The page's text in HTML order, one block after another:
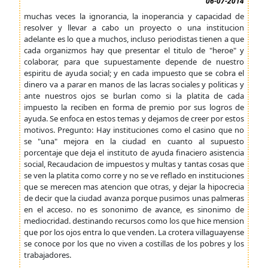
muchas veces la ignorancia, la inoperancia y capacidad de
resolver y llevar a cabo un proyecto o una institucion
adelante es lo que a muchos, incluso periodistas tienen a que
cada organizmos hay que presentar el titulo de "heroe" y
colaborar, para que supuestamente depende de nuestro
espiritu de ayuda social; y en cada impuesto que se cobra el
dinero va a parar en manos de las lacras sociales y politicas y
ante nuestros ojos se burlan como si la platita de cada
impuesto la reciben en forma de premio por sus logros de
ayuda. Se enfoca en estos temas y dejamos de creer por estos
motivos. Pregunto: Hay instituciones como el casino que no
se "una" mejora en la ciudad en cuanto al supuesto
porcentaje que deja el instituto de ayuda finaciero asistencia
social, Recaudacion de impuestos y multas y tantas cosas que
se ven la platita como corre y no se ve reflado en instituciones
que se merecen mas atencion que otras, y dejar la hipocrecia
de decir que la ciudad avanza porque pusimos unas palmeras
en el acceso. no es sononimo de avance, es sinonimo de
mediocridad. destinando recursos como los que hice mension
que por los ojos entra lo que venden. La crotera villaguayense
se conoce por los que no viven a costillas de los pobres y los
trabajadores.